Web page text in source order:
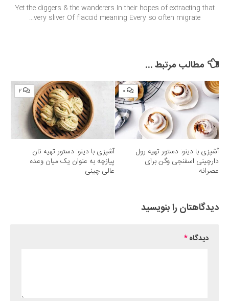
Yet the diggers & the wanderers In their hopes of extracting that
very sliver Of flaccid meaning Every so often migrate...
مطالب مرتبط ...
۰
آشپزی با دینو: دستور تهیه رول
دارچینی اسفنجی وگن برای
عصرانه
۲
آشپزی با دینو: دستور تهیه نان
پیازچه به عنوان یک میان وعده
عالی چینی
دیدگاهتان را بنویسید
دیدگاه*